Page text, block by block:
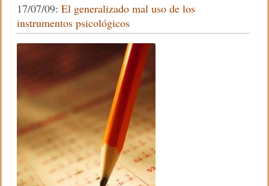
b
o
o
k
ar
tir
r
j
u
i
s
ó
l
o
17/07/09:El generalizado mal uso de los
instrumentos psicológicos